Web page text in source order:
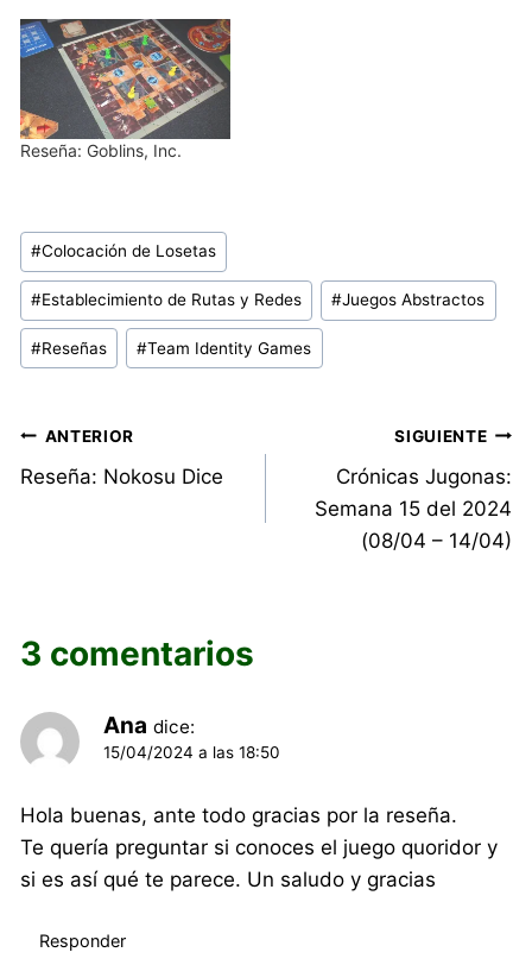
Reseña: Goblins, Inc.
Etiquetas
de
la
entrada:
#Colocación de Losetas
#Establecimiento de Rutas y Redes #Juegos Abstractos
#Reseñas #Team Identity Games
Navegación
de
ANTERIOR
Reseña: Nokosu Dice
SIGUIENTE
Crónicas Jugonas:
Semana 15 del 2024
(08/04 – 14/04)
3 comentarios
Ana dice:
15/04/2024 a las 18:50
Hola buenas, ante todo gracias por la reseña.
Te quería preguntar si conoces el juego quoridor y
si es así qué te parece. Un saludo y gracias
Responder